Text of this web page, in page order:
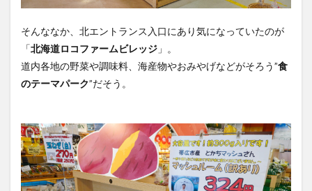
そんななか、北エントランス入口にあり気になっていたのが
「北海道ロコファームビレッジ 」。
道内各地の野菜や調味料、海産物やおみやげなどがそろう”食
のテーマパーク”だそう。